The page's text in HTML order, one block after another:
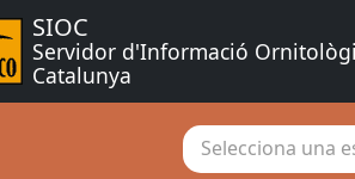
SIOC
Servidor d'Informació
Catalunya
Selecciona una